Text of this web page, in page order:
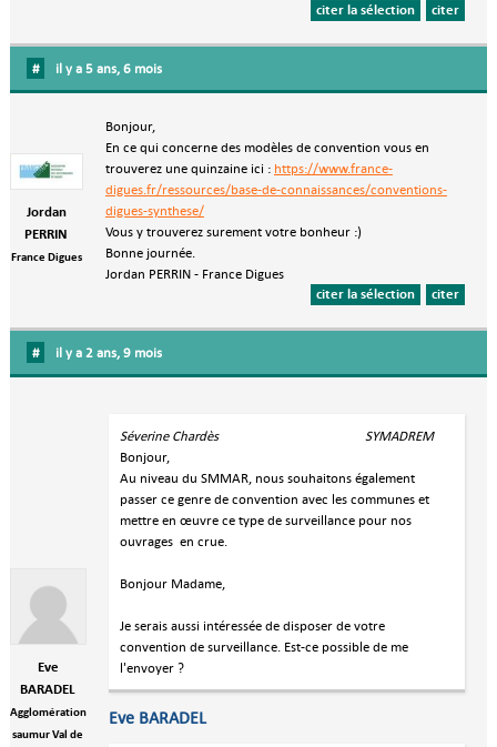
citer
citer la sélection
# il y a 5 ans, 6 mois
Jordan
PERRIN
France Digues
Bonjour,
En ce qui concerne des modèles de convention vous en
trouverez une quinzaine ici : https://www.france-
digues.fr/ressources/base-de-connaissances/conventions-
digues-synthese/
Vous y trouverez surement votre bonheur :)
Bonne journée.
Jordan PERRIN - France Digues
citer
citer la sélection
# il y a 2 ans, 9 mois
Eve
BARADEL
Agglomération
saumur Val de
Séverine Chardès SYMADREM
Bonjour,
Au niveau du SMMAR, nous souhaitons également
passer ce genre de convention avec les communes et
mettre en œuvre ce type de surveillance pour nos
ouvrages en crue.
Bonjour Madame,
Je serais aussi intéressée de disposer de votre
convention de surveillance. Est-ce possible de me
l'envoyer ?
Eve BARADEL